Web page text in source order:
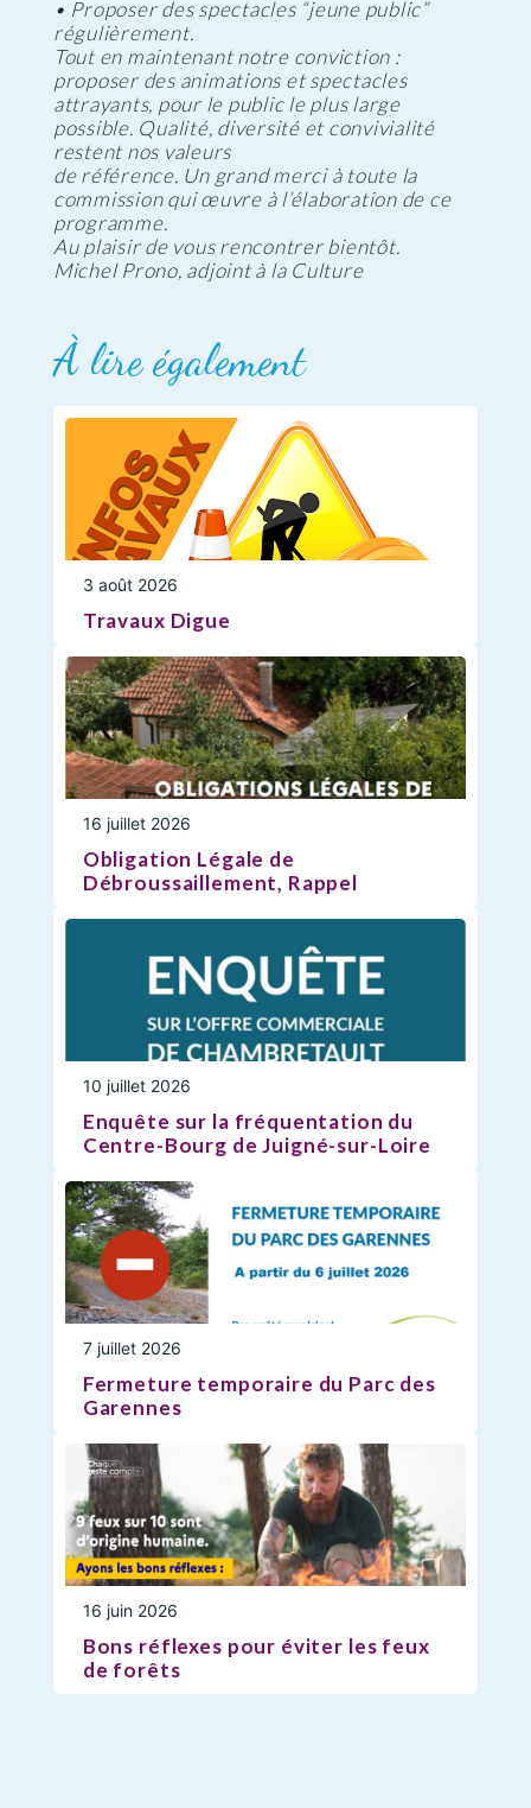
• Proposer des spectacles “jeune public”
régulièrement.
Tout en maintenant notre conviction :
proposer des animations et spectacles
attrayants, pour le public le plus large
possible. Qualité, diversité et convivialité
restent nos valeurs
de référence. Un grand merci à toute la
commission qui œuvre à l’élaboration de ce
programme.
Au plaisir de vous rencontrer bientôt.
Michel Prono, adjoint à la Culture
À lire également
3 août 2026
Travaux Digue
16 juillet 2026
Obligation Légale de
Débroussaillement, Rappel
10 juillet 2026
Enquête sur la fréquentation du
Centre-Bourg de Juigné-sur-Loire
7 juillet 2026
Fermeture temporaire du Parc des
Garennes
16 juin 2026
Bons réflexes pour éviter les feux
de forêts